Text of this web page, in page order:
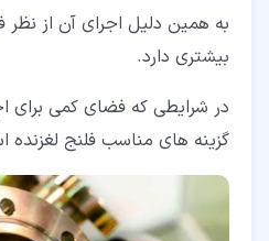
به همین دلیل اجرای آن از نظر
بیشتری دارد.
در شرایطی که فضای کمی برای
گزینه های مناسب فلنج لغزنده